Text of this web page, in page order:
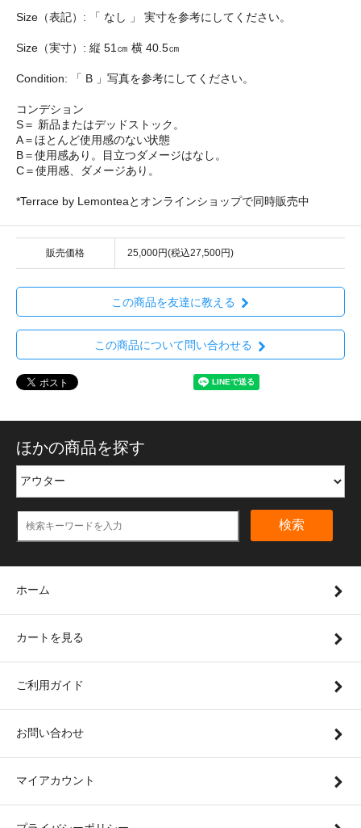
Size（表記）: 「 なし 」 実寸を参考にしてください。
Size（実寸）: 縦 51㎝ 横 40.5㎝
Condition: 「 B 」写真を参考にしてください。
コンデション
S＝ 新品またはデッドストック。
A＝ほとんど使用感のない状態
B＝使用感あり。目立つダメージはなし。
C＝使用感、ダメージあり。
*Terrace by Lemonteaとオンラインショップで同時販売中
販売価格 25,000円(税込27,500円)
この商品を友達に教える
この商品について問い合わせる
ほかの商品を探す
検索
ホーム
カートを見る
ご利用ガイド
お問い合わせ
マイアカウント